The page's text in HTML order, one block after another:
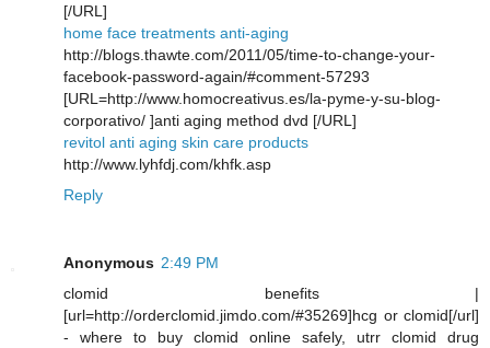
[/URL]
home face treatments anti-aging
http://blogs.thawte.com/2011/05/time-to-change-your-
facebook-password-again/#comment-57293
[URL=http://www.homocreativus.es/la-pyme-y-su-blog-
corporativo/ ]anti aging method dvd [/URL]
revitol anti aging skin care products
http://www.lyhfdj.com/khfk.asp
Reply
Anonymous 2:49 PM
clomid benefits |
[url=http://orderclomid.jimdo.com/#35269]hcg or clomid[/url]
- where to buy clomid online safely, utrr clomid drug